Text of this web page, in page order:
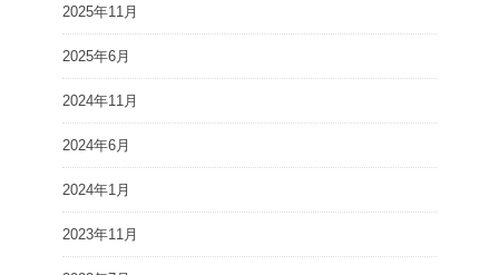
2025年11月
2025年6月
2024年11月
2024年6月
2024年1月
2023年11月